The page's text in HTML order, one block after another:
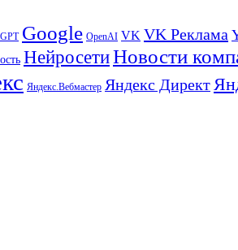
Google OpenAI VK VK Реклама
НейросетиНовости
Яндекс.Вебмастер Яндекс Директ